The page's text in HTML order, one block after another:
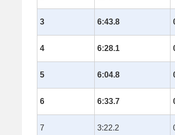
3 6:43.8
4 6:28.1
5 6:04.8
6 6:33.7
7 3:22.2